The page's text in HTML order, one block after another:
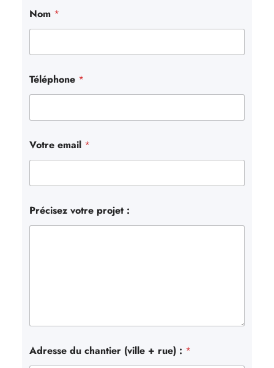
c
h
Nom *
Téléphone *
Votre email *
Précisez votre projet :
Adresse du chantier (ville + rue) : *